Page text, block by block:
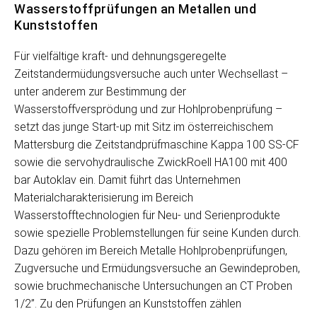
Wasserstoffprüfungen an Metallen und
Kunststoffen
Für vielfältige kraft- und dehnungsgeregelte
Zeitstandermüdungsversuche auch unter Wechsellast –
unter anderem zur Bestimmung der
Wasserstoffversprödung und zur Hohlprobenprüfung –
setzt das junge Start-up mit Sitz im österreichischem
Mattersburg die Zeitstandprüfmaschine Kappa 100 SS-CF
sowie die servohydraulische ZwickRoell HA100 mit 400
bar Autoklav ein. Damit führt das Unternehmen
Materialcharakterisierung im Bereich
Wasserstofftechnologien für Neu- und Serienprodukte
sowie spezielle Problemstellungen für seine Kunden durch.
Dazu gehören im Bereich Metalle Hohlprobenprüfungen,
Zugversuche und Ermüdungsversuche an Gewindeproben,
sowie bruchmechanische Untersuchungen an CT Proben
1/2”. Zu den Prüfungen an Kunststoffen zählen